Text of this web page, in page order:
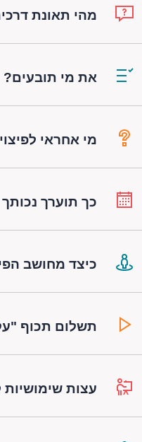
מהי תאונת
את מי תובעים?
מי אחראי
כך תוערך נכותך
כיצד מחושב
תשלום תכוף
עצות